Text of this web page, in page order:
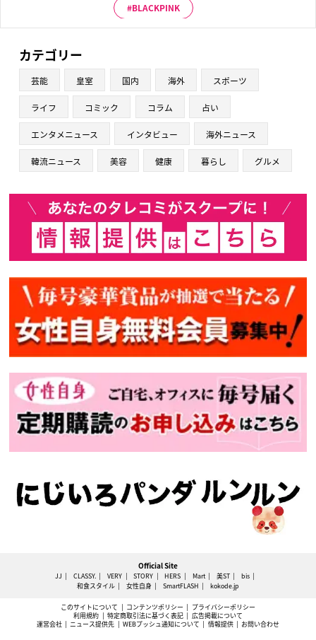
BLACKPINK
カテゴリー
芸能 皇室 国内 海外 スポーツ
ライフ コミック コラム 占い
エンタメニュース インタビュー 海外ニュース
韓流ニュース 美容 健康 暮らし グルメ
Official Site
JJ CLASSY. VERY STORY HERS Mart 美ST
bis
和食スタイル
女性自身 SmartFLASH kokode.jp
このサイトについて コンテンツポリシー
プライバシーポリシー
利用規約
特定商取引法に基づく表記
広告掲載について
運営会社
ニュース提供先 WEBプッシュ通知について 情報提供 お問い合わせ